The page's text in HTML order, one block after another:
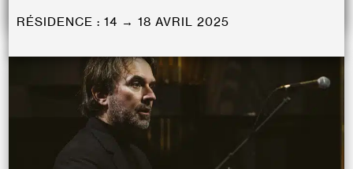
RÉSIDENCE : 14 → 18 AVRIL 2025